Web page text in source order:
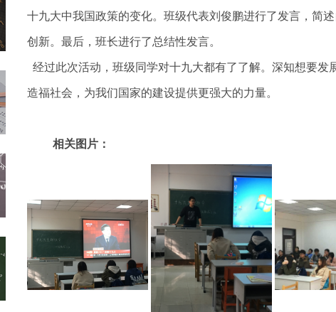
十九大中我国政策的变化。班级代表刘俊鹏进行了发言，简
创新。 最后，班长进行了总结性发言。
经过此次活动，班级同学对十九大都有了了解。深知想要
造福社会，为我们国家的建设提供更强大的力量。
相关图片：